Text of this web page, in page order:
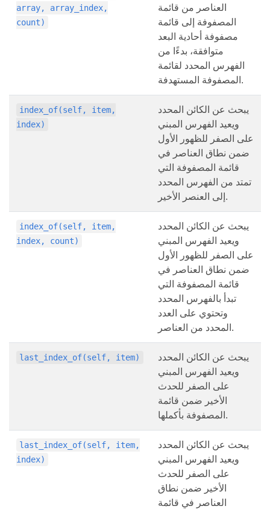
array, array_index,
count)
العناصر من قائمة
المصفوفة إلى قائمة
مصفوفة أحادية البعد
متوافقة، بدءًا من
الفهرس المحدد لقائمة
المصفوفة المستهدفة.
index_of(self, item,
index)
يبحث عن الكائن المحدد
ويعيد الفهرس المبني
على الصفر للظهور الأول
ضمن نطاق العناصر في
قائمة المصفوفة التي
تمتد من الفهرس المحدد
إلى العنصر الأخير.
index_of(self, item,
index, count)
يبحث عن الكائن المحدد
ويعيد الفهرس المبني
على الصفر للظهور الأول
ضمن نطاق العناصر في
قائمة المصفوفة التي
تبدأ بالفهرس المحدد
وتحتوي على العدد
المحدد من العناصر.
last_index_of(self, item)
يبحث عن الكائن المحدد
ويعيد الفهرس المبني
على الصفر للحدث
الأخير ضمن قائمة
المصفوفة بأكملها.
last_index_of(self, item,
index)
يبحث عن الكائن المحدد
ويعيد الفهرس المبني
على الصفر للحدث
الأخير ضمن نطاق
العناصر في قائمة